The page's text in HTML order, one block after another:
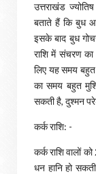
उत्तराखंड
बताते हैं कि बुध
इसके बाद बुध
राशि में संचरण का
लिए यह समय
का समय बहुत
सकती है, दुश्‍मन
कर्क राशि: -
कर्क राशि वालों
धन हानि हो